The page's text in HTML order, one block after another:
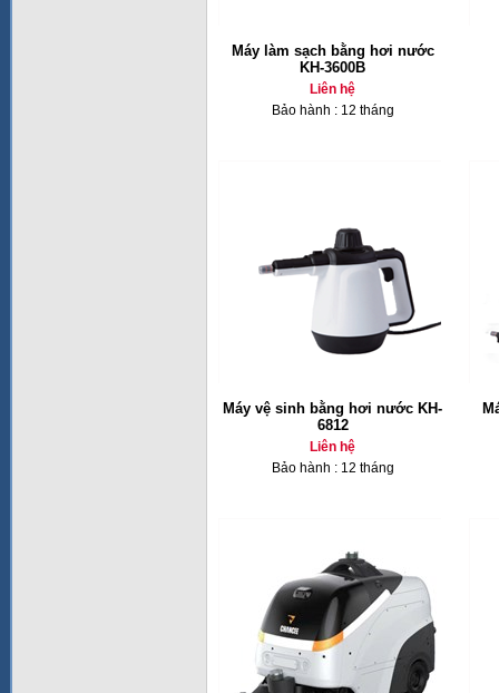
Máy làm sạch bằng hơi nước
KH-3600B
Liên hệ
Bảo hành : 12 tháng
Máy vệ sinh bằng hơi nước KH-
6812
Liên hệ
Bảo hành : 12 tháng